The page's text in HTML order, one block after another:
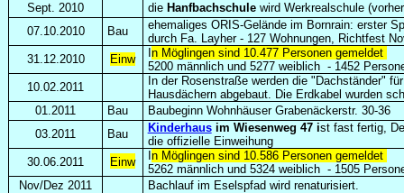
Sept. 2010
die Hanfbachschulewird Werkrealschule
07.10.2010
Bau
ehemaliges ORIS-Gelände im Bornrain: erster
durch Fa. Layher - 127 Wohnungen, Richtfest
31.12.2010
Einw
n Möglingen sind 10.477 Personen gemeldet
5200 männlich und 5277 weiblich - 1452
10.02.2011
In der Rosenstraße werden die "Dachständer"
Hausdächern abgebaut. Die Erdkabel wurden
01.2011
Bau
Baubeginn Wohnhäuser Grabenäckerstr. 30-36
03.2011
Bau Kinderhausim Wiesenweg 47 ist fast fertig,
die offizielle Einweihung
30.06.2011
Einw
n Möglingen sind 10.586 Personen gemeldet
5262 männlich und 5324 weiblich - 1505
Nov/Dez 2011
Bachlauf im Eselspfad wird renaturisiert.